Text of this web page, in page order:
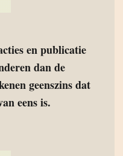
en publicatie
dan de
geenszins dat
eens is.